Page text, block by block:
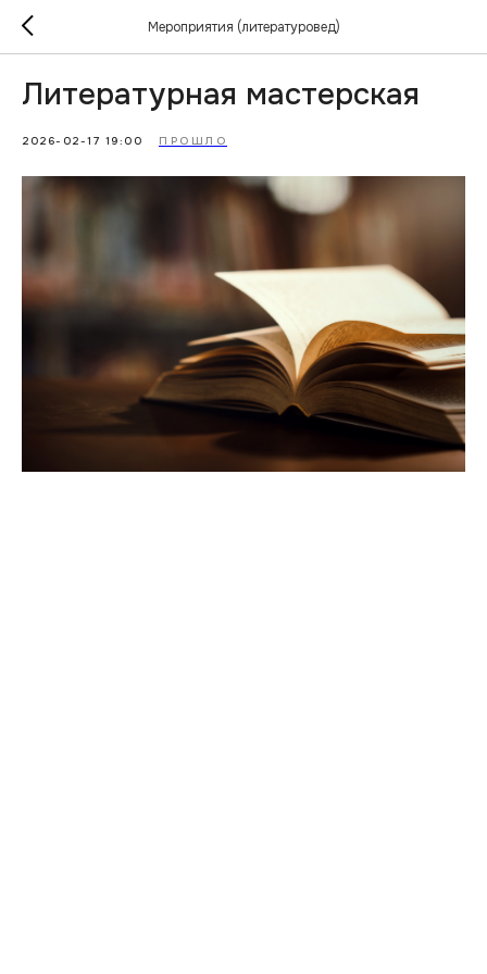
Мероприятия (литературовед)
Литературная мастерская
2026-02-17 19:00 ПРОШЛО